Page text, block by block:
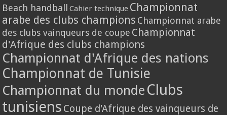
Beach handball Cahier technique Championnat
arabe des clubs champions Championnat arabe
des clubs vainqueurs de coupe Championnat
d'Afrique des clubs champions
Championnat d'Afrique des nations
Championnat de Tunisie
Championnat du monde Clubs
tunisiens Coupe d'Afrique des vainqueurs de